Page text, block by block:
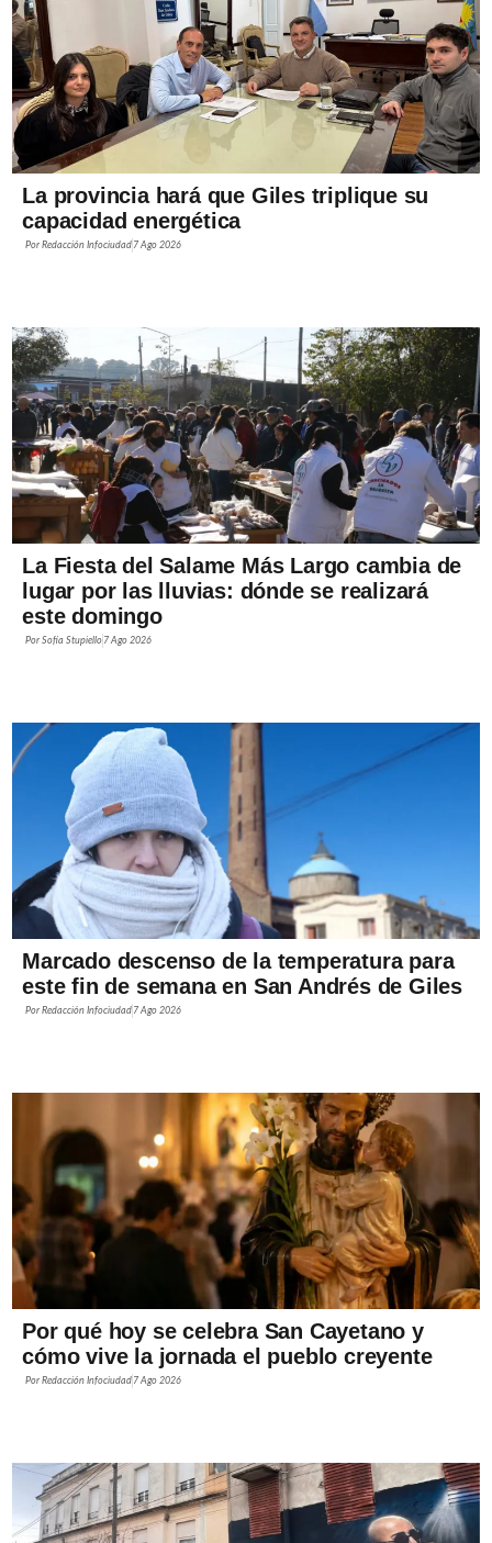
La provincia hará que Giles triplique su
capacidad energética
PorRedacción Infociudad 7 Ago 2026
La Fiesta del Salame Más Largo cambia de
lugar por las lluvias: dónde se realizará
este domingo
PorSofía Stupiello 7 Ago 2026
Marcado descenso de la temperatura para
este fin de semana en San Andrés de Giles
PorRedacción Infociudad 7 Ago 2026
Por qué hoy se celebra San Cayetano y
cómo vive la jornada el pueblo creyente
PorRedacción Infociudad 7 Ago 2026